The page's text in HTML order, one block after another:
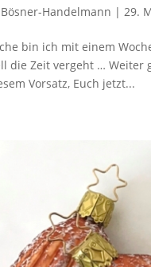
Handelmann |29.
bin ich mit einem
die Zeit vergeht … Weiter
Vorsatz, Euch jetzt...